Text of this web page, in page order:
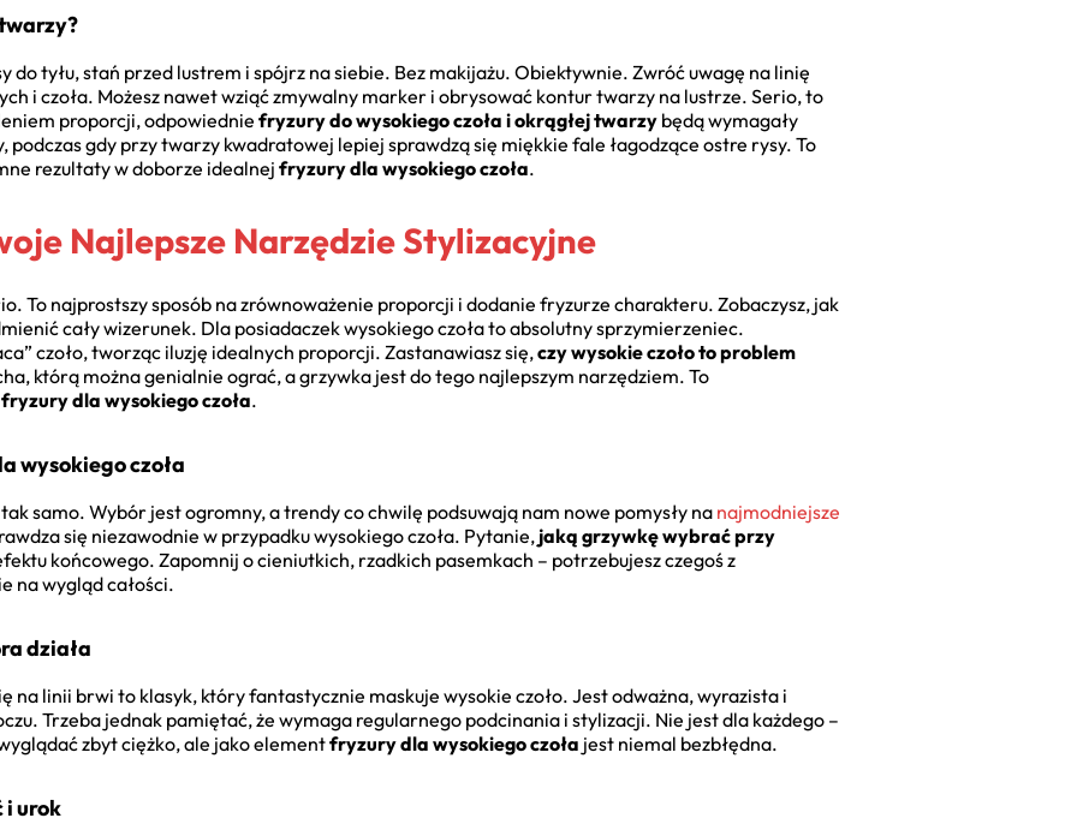
do tyłu, stań przed lustrem i spójrz na siebie. Bez makijażu. Obiektywnie. Zwróć uwagę na linię
i czoła. Możesz nawet wziąć zmywalny marker i obrysować kontur twarzy na lustrze. Serio, to
proporcji, odpowiednie fryzury do wysokiego czoła i okrągłej twarzy będą wymagały
podczas gdy przy twarzy kwadratowej lepiej sprawdzą się miękkie fale łagodzące ostre rysy. To
rezultaty w doborze idealnej fryzury dla wysokiego czoła.
Najlepsze Narzędzie Stylizacyjne
To najprostszy sposób na zrównoważenie proporcji i dodanie fryzurze charakteru. Zobaczysz, jak
cały wizerunek. Dla posiadaczek wysokiego czoła to absolutny sprzymierzeniec.
czoło, tworząc iluzję idealnych proporcji. Zastanawiasz się,czy wysokie czoło to problem
którą można genialnie ograć, a grzywka jest do tego najlepszym narzędziem. To
fryzury dla wysokiego czoła.
wysokiego czoła
samo. Wybór jest ogromny, a trendy co chwilę podsuwają nam nowe pomysły na najmodniejsze
się niezawodnie w przypadku wysokiego czoła. Pytanie, jaką grzywkę wybrać przy
końcowego. Zapomnij o cieniutkich, rzadkich pasemkach – potrzebujesz czegoś z
na wygląd całości.
działa
na linii brwi to klasyk, który fantastycznie maskuje wysokie czoło. Jest odważna, wyrazista i
Trzeba jednak pamiętać, że wymaga regularnego podcinania i stylizacji. Nie jest dla każdego –
zbyt ciężko, ale jako elementfryzury dla wysokiego czoła jest niemal bezbłędna.
i urok